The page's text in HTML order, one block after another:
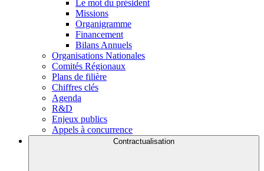
Le mot du président
Missions
Organigramme
Financement
Bilans Annuels
Organisations Nationales
Comités Régionaux
Plans de filière
Chiffres clés
Agenda
R&D
Enjeux publics
Appels à concurrence
Contractualisation